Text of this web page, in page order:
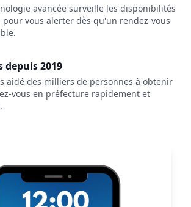
avancée surveille les disponibilités
vous alerter dès qu'un rendez-vous
depuis 2019
aidé des milliers de personnes à obtenir
vous en préfecture rapidement et